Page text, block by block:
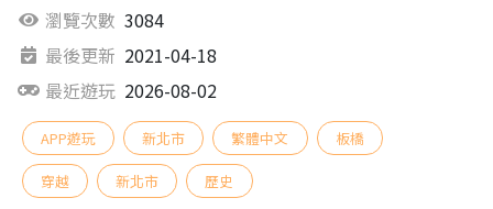
瀏覽次數 3084
最後更新 2021-04-18
最近遊玩 2026-08-02
APP遊玩 新北市 繁體中文 板橋
穿越 新北市 歷史